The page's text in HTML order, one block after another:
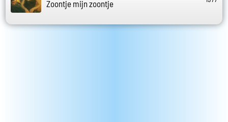
Zoontje mijn zoontje